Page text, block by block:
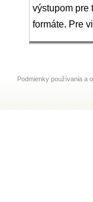
výstupom pre
formáte. Pre
Podmienky používania a